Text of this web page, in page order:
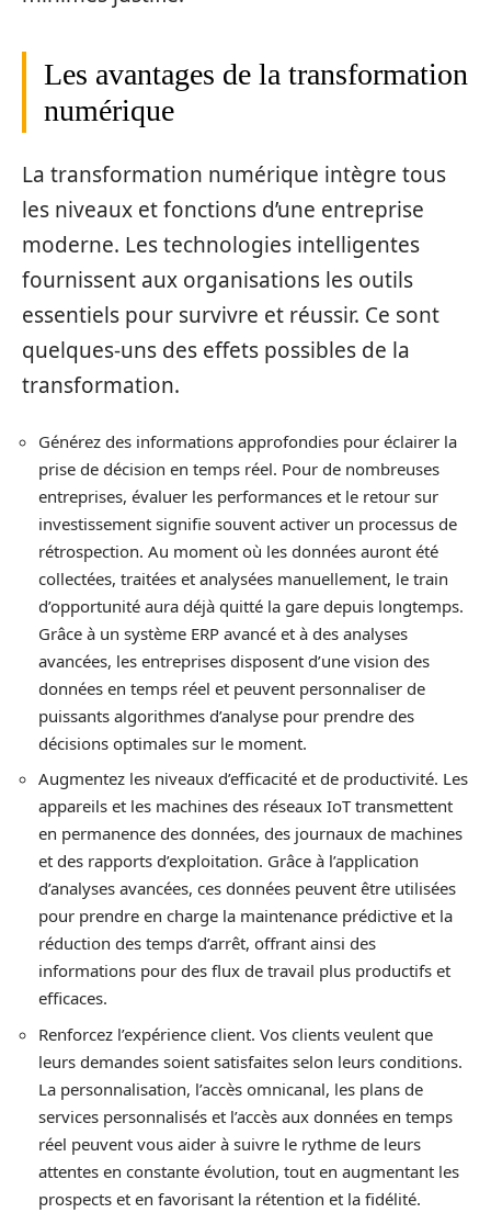
Les avantages de la transformation
numérique
La transformation numérique intègre tous
les niveaux et fonctions d’une entreprise
moderne. Les technologies intelligentes
fournissent aux organisations les outils
essentiels pour survivre et réussir. Ce sont
quelques-uns des effets possibles de la
transformation.
Générez des informations approfondies pour éclairer la
prise de décision en temps réel. Pour de nombreuses
entreprises, évaluer les performances et le retour sur
investissement signifie souvent activer un processus de
rétrospection. Au moment où les données auront été
collectées, traitées et analysées manuellement, le train
d’opportunité aura déjà quitté la gare depuis longtemps.
Grâce à un système ERP avancé et à des analyses
avancées, les entreprises disposent d’une vision des
données en temps réel et peuvent personnaliser de
puissants algorithmes d’analyse pour prendre des
décisions optimales sur le moment.
Augmentez les niveaux d’efficacité et de productivité. Les
appareils et les machines des réseaux IoT transmettent
en permanence des données, des journaux de machines
et des rapports d’exploitation. Grâce à l’application
d’analyses avancées, ces données peuvent être utilisées
pour prendre en charge la maintenance prédictive et la
réduction des temps d’arrêt, offrant ainsi des
informations pour des flux de travail plus productifs et
efficaces.
Renforcez l’expérience client. Vos clients veulent que
leurs demandes soient satisfaites selon leurs conditions.
La personnalisation, l’accès omnicanal, les plans de
services personnalisés et l’accès aux données en temps
réel peuvent vous aider à suivre le rythme de leurs
attentes en constante évolution, tout en augmentant les
prospects et en favorisant la rétention et la fidélité.